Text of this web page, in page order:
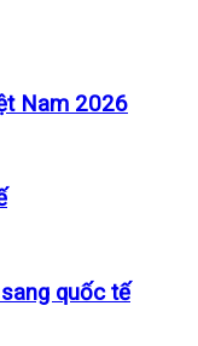
Nam 2026
quốc tế